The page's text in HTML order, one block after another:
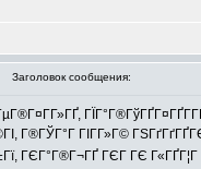
Заголовок сообщения:
Г®ГЎГ°Г ГІГ­Г»Г©
ГЄГ°Г®Г¬ГҐ ГЄГ ГЄ